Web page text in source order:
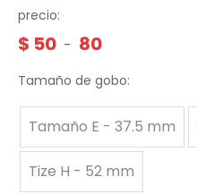
precio:
$ 50 - 80
Tamaño de gobo:
Tamaño E - 37.5 mm
Tize H - 52 mm